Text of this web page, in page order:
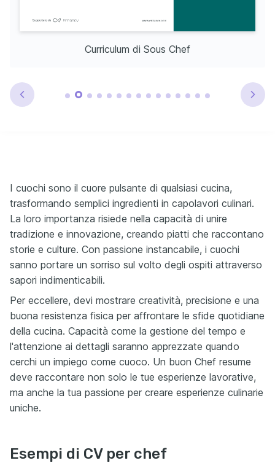
Curriculum di Sous Chef
I cuochi sono il cuore pulsante di qualsiasi cucina,
trasformando semplici ingredienti in capolavori culinari.
La loro importanza risiede nella capacità di unire
tradizione e innovazione, creando piatti che raccontano
storie e culture. Con passione instancabile, i cuochi
sanno portare un sorriso sul volto degli ospiti attraverso
sapori indimenticabili.
Per eccellere, devi mostrare creatività, precisione e una
buona resistenza fisica per affrontare le sfide quotidiane
della cucina. Capacità come la gestione del tempo e
l'attenzione ai dettagli saranno apprezzate quando
cerchi un impiego come cuoco. Un buon Chef resume
deve raccontare non solo le tue esperienze lavorative,
ma anche la tua passione per creare esperienze culinarie
uniche.
Esempi di CV per chef